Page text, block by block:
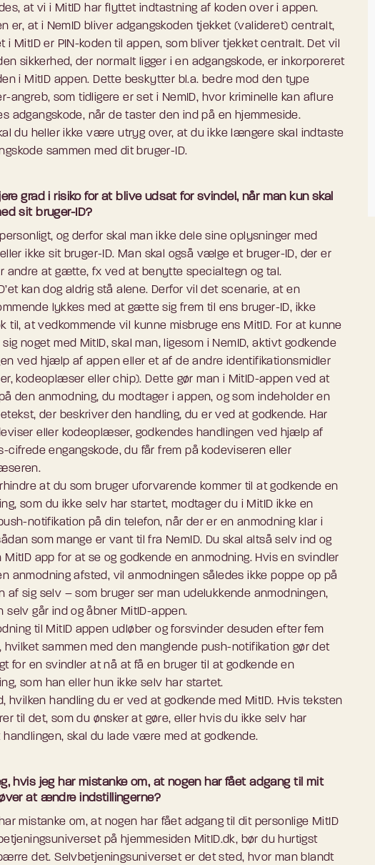
at vi i MitID har flyttet indtastning af koden over i appen.
er, at i NemID bliver adgangskoden tjekket (valideret) centralt,
i MitID er PIN-koden til appen, som bliver tjekket centralt. Det vil
sikkerhed, der normalt ligger i en adgangskode, er inkorporeret
i MitID appen. Dette beskytter bl.a. bedre mod den type
angreb, som tidligere er set i NemID, hvor kriminelle kan aflure
adgangskode, når de taster den ind på en hjemmeside.
du heller ikke være utryg over, at du ikke længere skal indtaste
sammen med dit bruger-ID.
grad i risiko for at blive udsat for svindel, når man kun skal
sit bruger-ID?
og derfor skal man ikke dele sine oplysninger med
ikke sit bruger-ID. Man skal også vælge et bruger-ID, der er
andre at gætte, fx ved at benytte specialtegn og tal.
kan dog aldrig stå alene. Derfor vil det scenarie, at en
lykkes med at gætte sig frem til ens bruger-ID, ikke
til, at vedkommende vil kunne misbruge ens MitID. For at kunne
noget med MitID, skal man, ligesom i NemID, aktivt godkende
ved hjælp af appen eller et af de andre identifikationsmidler
kodeoplæser eller chip). Dette gør man i MitID-appen ved at
den anmodning, du modtager i appen, og som indeholder en
der beskriver den handling, du er ved at godkende. Har
eller kodeoplæser, godkendes handlingen ved hjælp af
cifrede engangskode, du får frem på kodeviseren eller
at du som bruger uforvarende kommer til at godkende en
som du ikke selv har startet, modtager du i MitID ikke en
notifikation på din telefon, når der er en anmodning klar i
som mange er vant til fra NemID. Du skal altså selv ind og
MitID app for at se og godkende en anmodning. Hvis en svindler
anmodning afsted, vil anmodningen således ikke poppe op på
af sig selv – som bruger ser man udelukkende anmodningen,
selv går ind og åbner MitID-appen.
til MitID appen udløber og forsvinder desuden efter fem
hvilket sammen med den manglende push-notifikation gør det
for en svindler at nå at få en bruger til at godkende en
som han eller hun ikke selv har startet.
hvilken handling du er ved at godkende med MitID. Hvis teksten
til det, som du ønsker at gøre, eller hvis du ikke selv har
handlingen, skal du lade være med at godkende.
hvis jeg har mistanke om, at nogen har fået adgang til mit
at ændre indstillingerne?
mistanke om, at nogen har fået adgang til dit personlige MitID
på hjemmesiden MitID.dk, bør du hurtigst
det. Selvbetjeningsuniverset er det sted, hvor man blandt